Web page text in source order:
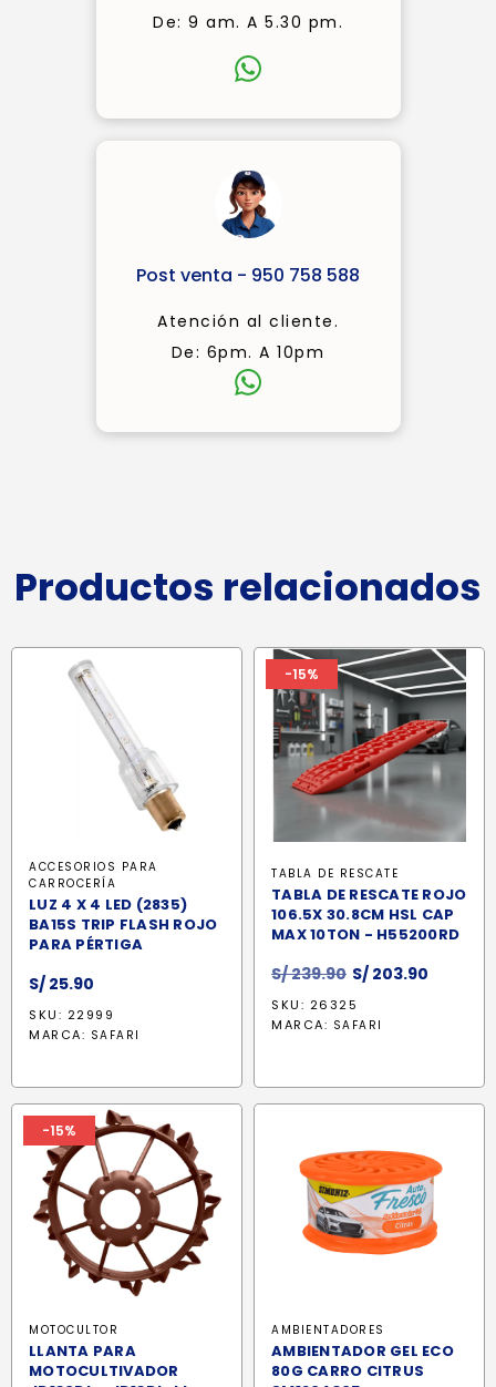
De: 9 am. A 5.30 pm.
Post venta - 950 758 588
Atención al cliente.
De: 6pm. A 10pm
Productos relacionados
ACCESORIOS PARA
CARROCERÍA
LUZ 4 X 4 LED (2835)
BA15S TRIP FLASH ROJO
PARA PÉRTIGA
S/ 25.90
SKU: 22999
MARCA: SAFARI
-15%
TABLA DE RESCATE
TABLA DE RESCATE ROJO
106.5X 30.8CM HSL CAP
MAX 10TON - H55200RD
S/239.90 El
precio
original
S/ 203.90
SKU: 26325
MARCA: SAFARI
-15%
MOTOCULTOR
LLANTA PARA
MOTOCULTIVADOR
AMBIENTADORES
AMBIENTADOR GEL ECO
80G CARRO CITRUS